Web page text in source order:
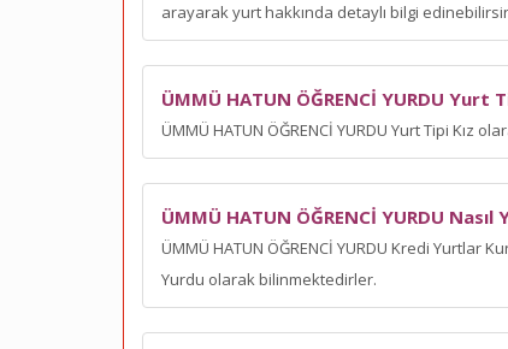
arayarak yurt hakkında detaylı bilgi
ÜMMÜ HATUN ÖĞRENCİ YURDU Yurt
ÜMMÜ HATUN ÖĞRENCİ YURDU Yurt Tipi Kız
ÜMMÜ HATUN ÖĞRENCİ YURDU
ÜMMÜ HATUN ÖĞRENCİ YURDU Kredi Yurtlar
Yurdu olarak bilinmektedirler.